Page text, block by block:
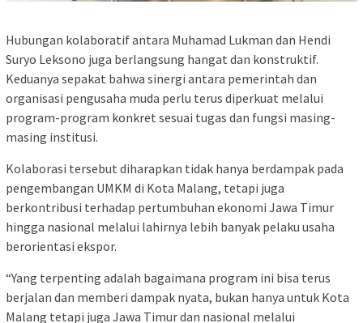
Hubungan kolaboratif antara Muhamad Lukman dan Hendi
Suryo Leksono juga berlangsung hangat dan konstruktif.
Keduanya sepakat bahwa sinergi antara pemerintah dan
organisasi pengusaha muda perlu terus diperkuat melalui
program-program konkret sesuai tugas dan fungsi masing-
masing institusi.
Kolaborasi tersebut diharapkan tidak hanya berdampak pada
pengembangan UMKM di Kota Malang, tetapi juga
berkontribusi terhadap pertumbuhan ekonomi Jawa Timur
hingga nasional melalui lahirnya lebih banyak pelaku usaha
berorientasi ekspor.
“Yang terpenting adalah bagaimana program ini bisa terus
berjalan dan memberi dampak nyata, bukan hanya untuk Kota
Malang tetapi juga Jawa Timur dan nasional melalui